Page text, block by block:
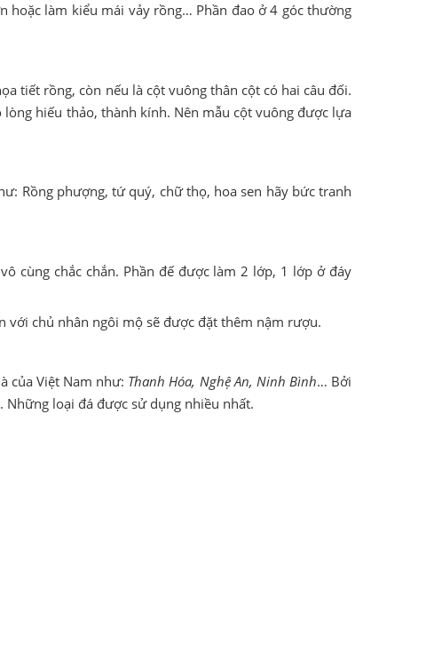
hoặc làm kiểu mái vảy rồng… Phần đao ở 4 góc thường
tiết rồng, còn nếu là cột vuông thân cột có hai câu đối.
hiếu thảo, thành kính. Nên mẫu cột vuông được lựa
Rồng phượng, tứ quý, chữ thọ, hoa sen hãy bức tranh
cùng chắc chắn. Phần đế được làm 2 lớp, 1 lớp ở đáy
với chủ nhân ngôi mộ sẽ được đặt thêm nậm rượu.
của Việt Nam như: Thanh Hóa, Nghệ An, Ninh Bình… Bởi
loại đá được sử dụng nhiều nhất.